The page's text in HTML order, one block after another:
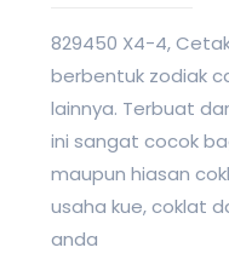
829450 X4-4,
berbentuk zodiak
lainnya. Terbuat
ini sangat cocok
maupun hiasan
usaha kue, coklat
anda